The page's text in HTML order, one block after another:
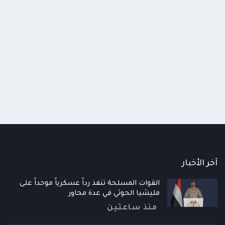
آخر الأخبار
القوات المسلحة تنفذ رداً عسكرياً موحداً على
مليشيا الحوثي في عدة محاور
منذ ساعتين